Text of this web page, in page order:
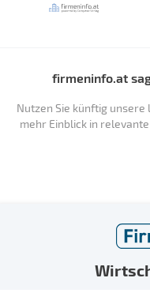
firmeninfo.at
Nutzen Sie künftig unsere
mehr Einblick in